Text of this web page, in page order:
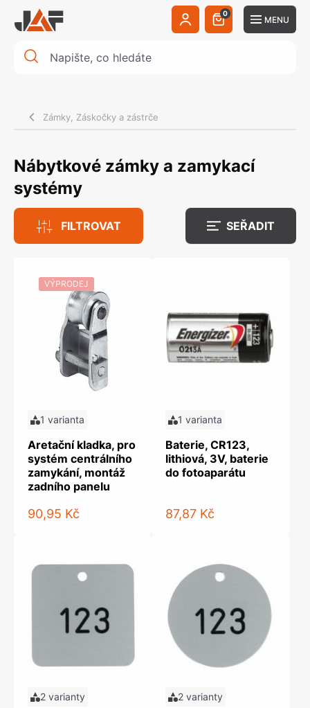
0
MENU
Zámky, Záskočky a zástrče
Nábytkové zámky a zamykací
systémy
FILTROVAT SEŘADIT
VÝPRODEJ
1 varianta
Aretační kladka, pro
systém centrálního
zamykání, montáž
zadního panelu
90,95 Kč
1 varianta
Baterie, CR123,
lithiová, 3V, baterie
do fotoaparátu
87,87 Kč
2 varianty 2 varianty